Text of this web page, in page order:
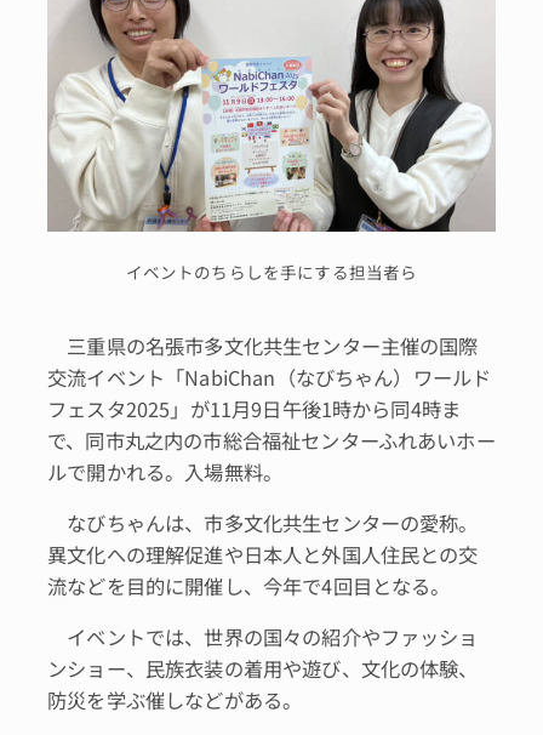
イベントのちらしを手にする担当者ら
三重県の名張市多文化共生センター主催の国際
交流イベント「NabiChan（なびちゃん）ワールド
フェスタ2025」が11月9日午後1時から同4時ま
で、同市丸之内の市総合福祉センターふれあいホー
ルで開かれる。入場無料。
なびちゃんは、市多文化共生センターの愛称。
異文化への理解促進や日本人と外国人住民との交
流などを目的に開催し、今年で4回目となる。
イベントでは、世界の国々の紹介やファッショ
ンショー、民族衣装の着用や遊び、文化の体験、
防災を学ぶ催しなどがある。